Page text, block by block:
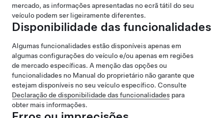
mercado, as informações apresentadas no ecrã tátil do seu
veículo podem ser ligeiramente diferentes.
Disponibilidade das funcionalidades
Algumas funcionalidades estão disponíveis apenas em
algumas configurações do veículo e/ou apenas em regiões
de mercado específicas. A menção das opções ou
funcionalidades no Manual do proprietário não garante que
estejam disponíveis no seu veículo específico. Consulte
Declaração de disponibilidade das funcionalidades para
obter mais informações.